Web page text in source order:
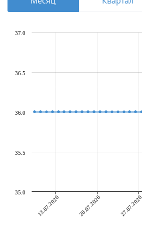
13.07.2026 20.07.2026 27.07.2026
35.0
35.5
36.0
36.5
37.0